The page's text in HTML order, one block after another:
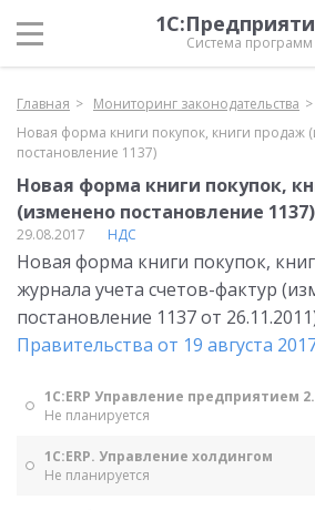
Система программ
Главная Мониторинг законодательства
Новая форма книги покупок, книги продаж
постановление 1137)
Новая форма книги покупок,
(изменено постановление 1137)
29.08.2017 НДС
Новая форма книги покупок,
журнала учета счетов-фактур
постановление 1137 от
Правительства от 19 августа
1С:ERP Управление предприятием
Не планируется
1С:ERP. Управление холдингом
Не планируется